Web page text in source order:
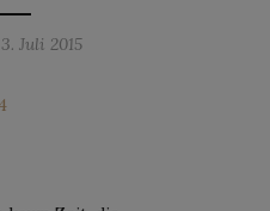
3. Juli 2015